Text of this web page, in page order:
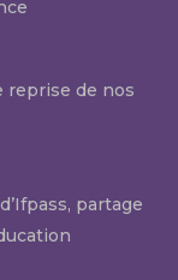
reprise de nos
partage